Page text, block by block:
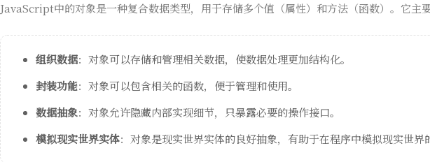
JavaScript中的对象是一种复合数据类型，用于存储多个值（属性）和方法（函数）。它主要
组织数据：对象可以存储和管理相关数据，使数据处理更加结构化。
封装功能：对象可以包含相关的函数，便于管理和使用。
数据抽象：对象允许隐藏内部实现细节，只暴露必要的操作接口。
模拟现实世界实体：对象是现实世界实体的良好抽象，有助于在程序中模拟现实世界